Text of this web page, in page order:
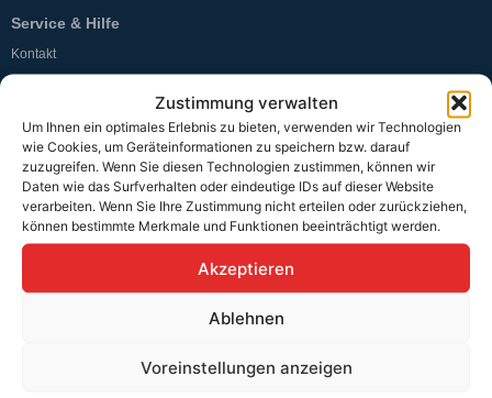
Zustimmung verwalten
Um Ihnen ein optimales Erlebnis zu bieten, verwenden wir Technologien
wie Cookies, um Geräteinformationen zu speichern bzw. darauf
zuzugreifen. Wenn Sie diesen Technologien zustimmen, können wir
Daten wie das Surfverhalten oder eindeutige IDs auf dieser Website
verarbeiten. Wenn Sie Ihre Zustimmung nicht erteilen oder zurückziehen,
können bestimmte Merkmale und Funktionen beeinträchtigt werden.
Akzeptieren
Ablehnen
Voreinstellungen anzeigen
Service & Hilfe
Kontakt
Rücknahmen & Gewährleistung
Erklärung §12 Abs. 3 UStG
Versand
Unser Versandpartner